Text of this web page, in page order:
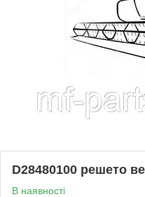
D28480100 решето
В наявності